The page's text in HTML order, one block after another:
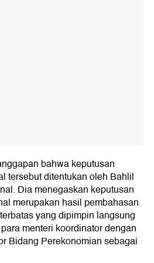
bahwa keputusan
tersebut ditentukan oleh Bahlil
Dia menegaskan keputusan
merupakan hasil pembahasan
yang dipimpin langsung
menteri koordinator dengan
Bidang Perekonomian sebagai